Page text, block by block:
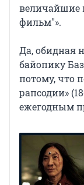
фильм"».
Да, обидная
байопику
потому, что
рапсодии»
ежегодным